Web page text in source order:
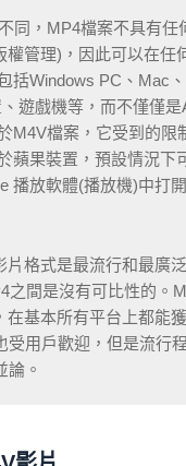
同，MP4檔案不具有任
權管理)，因此可以在任
括Windows PC、Mac、
遊戲機等，而不僅僅是
M4V檔案，它受到的限
蘋果裝置，預設情況下
播放軟體(播放機)中打開
片格式是最流行和最廣泛
之間是沒有可比性的。
在基本所有平台上都能
受用戶歡迎，但是流行
論。